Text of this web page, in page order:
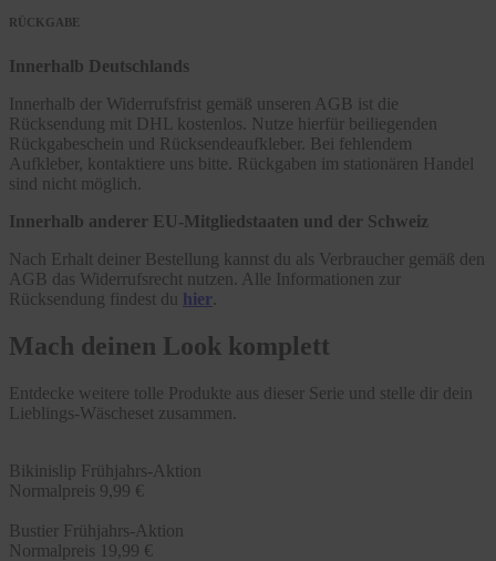
RÜCKGABE
Innerhalb Deutschlands
Innerhalb der Widerrufsfrist gemäß unseren AGB ist die
Rücksendung mit DHL kostenlos. Nutze hierfür beiliegenden
Rückgabeschein und Rücksendeaufkleber. Bei fehlendem
Aufkleber, kontaktiere uns bitte. Rückgaben im stationären Handel
sind nicht möglich.
Innerhalb anderer EU-Mitgliedstaaten und der Schweiz
Nach Erhalt deiner Bestellung kannst du als Verbraucher gemäß den
AGB das Widerrufsrecht nutzen. Alle Informationen zur
Rücksendung findest du hier
Mach deinen Look komplett
Entdecke weitere tolle Produkte aus dieser Serie und stelle dir dein
Lieblings-Wäscheset zusammen.
Bikinislip Frühjahrs-Aktion
Normalpreis 9,99 €
Bustier Frühjahrs-Aktion
Normalpreis 19,99 €